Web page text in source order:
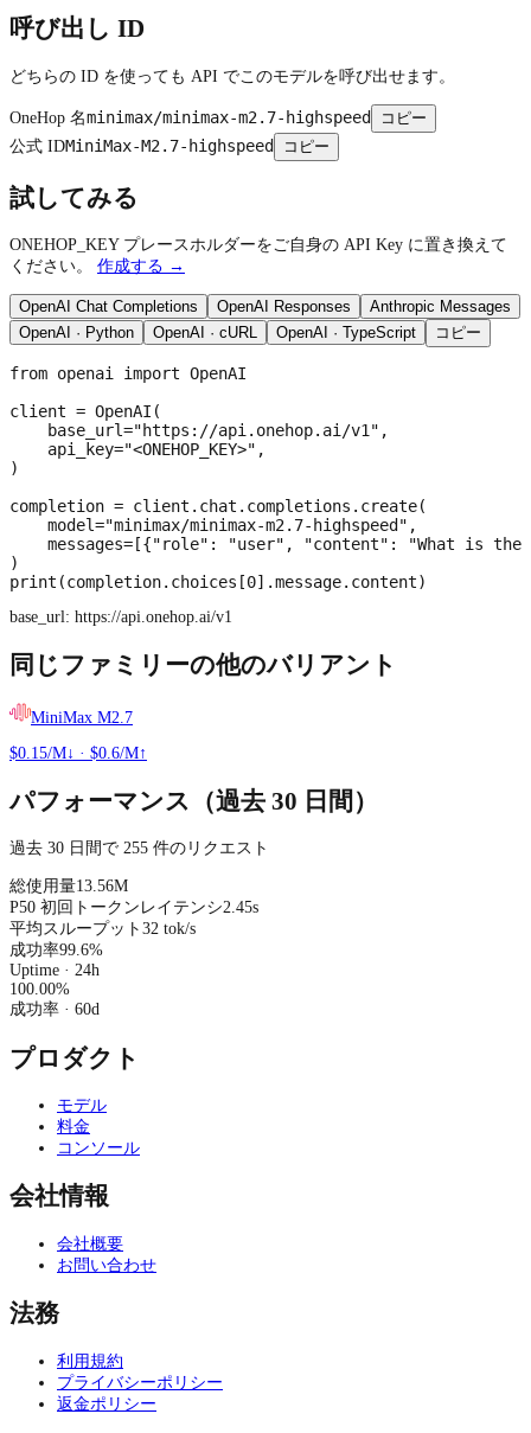
呼び出し ID
どちらの ID を使っても API でこのモデルを呼び出せます。
OneHop 名minimax/minimax-m2.7-highspeed
コピー
公式 IDMiniMax-M2.7-highspeed コピー
試してみる
ONEHOP_KEY プレースホルダーをご自身の API Key に置き換えて
ください。
作成する →
OpenAI Chat Completions OpenAI Responses
Anthropic Messages
OpenAI · Python
OpenAI · cURL OpenAI · TypeScript コピー
from openai import OpenAI
client = OpenAI(
    base_url="https://api.onehop.ai/v1",
    api_key="<ONEHOP_KEY>",
)
completion = client.chat.completions.create(
    model="minimax/minimax-m2.7-highspeed",
messages=[{"role": "user", "content": "What is the
)
print(completion.choices[0].message.content)
base_url: https://api.onehop.ai/v1
同じファミリーの他のバリアント
MiniMax M2.7
$0.15/M↓ · $0.6/M↑
パフォーマンス（過去 30 日間）
過去 30 日間で 255 件のリクエスト
総使用量13.56M
P50 初回トークンレイテンシ2.45s
平均スループット 32 tok/s
成功率99.6%
Uptime · 24h
100.00%
成功率 · 60d
プロダクト
モデル
料金
コンソール
会社情報
会社概要
お問い合わせ
法務
利用規約
プライバシーポリシー
返金ポリシー